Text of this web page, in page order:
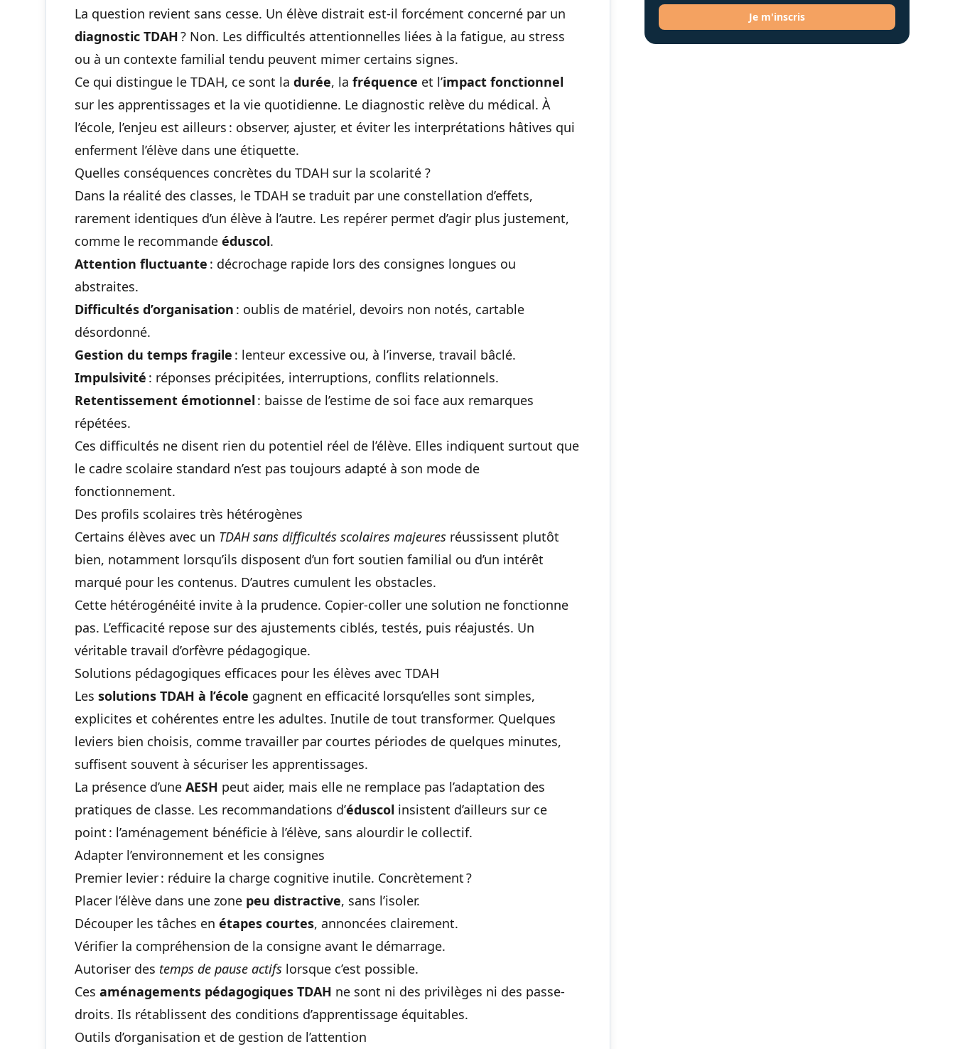
La question revient sans cesse. Un élève distrait est-il forcément concerné par un
diagnostic TDAH? Non. Les difficultés attentionnelles liées à la fatigue, au stress
ou à un contexte familial tendu peuvent mimer certains signes.
Ce qui distingue le TDAH, ce sont la durée, la fréquence et l’impact fonctionnel
sur les apprentissages et la vie quotidienne. Le diagnostic relève du médical. À
l’école, l’enjeu est ailleurs : observer, ajuster, et éviter les interprétations hâtives qui
enferment l’élève dans une étiquette.
Quelles conséquences concrètes du TDAH sur la scolarité ?
Dans la réalité des classes, le TDAH se traduit par une constellation d’effets,
rarement identiques d’un élève à l’autre. Les repérer permet d’agir plus justement,
comme le recommande éduscol.
Attention fluctuante : décrochage rapide lors des consignes longues ou
abstraites.
Difficultés d’organisation : oublis de matériel, devoirs non notés, cartable
désordonné.
Gestion du temps fragile : lenteur excessive ou, à l’inverse, travail bâclé.
Impulsivité : réponses précipitées, interruptions, conflits relationnels.
Retentissement émotionnel : baisse de l’estime de soi face aux remarques
répétées.
Ces difficultés ne disent rien du potentiel réel de l’élève. Elles indiquent surtout que
le cadre scolaire standard n’est pas toujours adapté à son mode de
fonctionnement.
Des profils scolaires très hétérogènes
Certains élèves avec un TDAH sans difficultés scolaires majeures réussissent plutôt
bien, notamment lorsqu’ils disposent d’un fort soutien familial ou d’un intérêt
marqué pour les contenus. D’autres cumulent les obstacles.
Cette hétérogénéité invite à la prudence. Copier-coller une solution ne fonctionne
pas. L’efficacité repose sur des ajustements ciblés, testés, puis réajustés. Un
véritable travail d’orfèvre pédagogique.
Solutions pédagogiques efficaces pour les élèves avec TDAH
Les solutions TDAH à l’école gagnent en efficacité lorsqu’elles sont simples,
explicites et cohérentes entre les adultes. Inutile de tout transformer. Quelques
leviers bien choisis, comme travailler par courtes périodes de quelques minutes,
suffisent souvent à sécuriser les apprentissages.
La présence d’une AESH peut aider, mais elle ne remplace pas l’adaptation des
pratiques de classe. Les recommandations d’éduscol insistent d’ailleurs sur ce
point : l’aménagement bénéficie à l’élève, sans alourdir le collectif.
Adapter l’environnement et les consignes
Premier levier : réduire la charge cognitive inutile. Concrètement ?
Placer l’élève dans une zone peu distractive, sans l’isoler.
Découper les tâches en étapes courtes, annoncées clairement.
Vérifier la compréhension de la consigne avant le démarrage.
Autoriser des temps de pause actifs lorsque c’est possible.
Ces aménagements pédagogiques TDAH ne sont ni des privilèges ni des passe-
droits. Ils rétablissent des conditions d’apprentissage équitables.
Outils d’organisation et de gestion de l’attention
Je m'inscris